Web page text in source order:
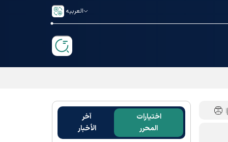
العربیه
اختيارات
المحرر
آخر
الأخبار